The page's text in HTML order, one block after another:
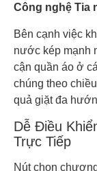
Công nghệ Tia
Bên cạnh việc
nước kép mạnh
cận quần áo ở
chúng theo
quả giặt đa
Dễ Điều
Trực Tiếp
Nút chọn